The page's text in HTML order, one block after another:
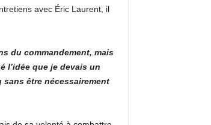
avec Éric Laurent, il
du commandement, mais
l’idée que je devais un
être nécessairement